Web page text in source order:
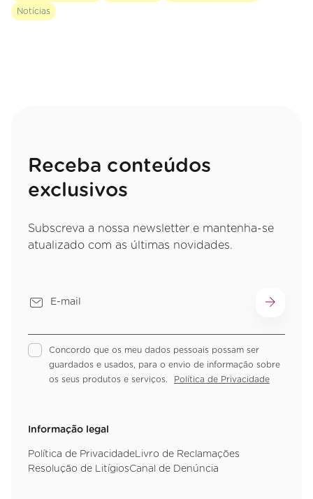
Notícias
Receba conteúdos
exclusivos
Subscreva a nossa newsletter e mantenha-se
atualizado com as últimas novidades.
Concordo que os meu dados pessoais possam ser
guardados e usados, para o envio de informação sobre
os seus produtos e serviços.
Política de Privacidade
Informação legal
Política de Privacidade Livro de Reclamações
Resolução de LitígiosCanal de Denúncia